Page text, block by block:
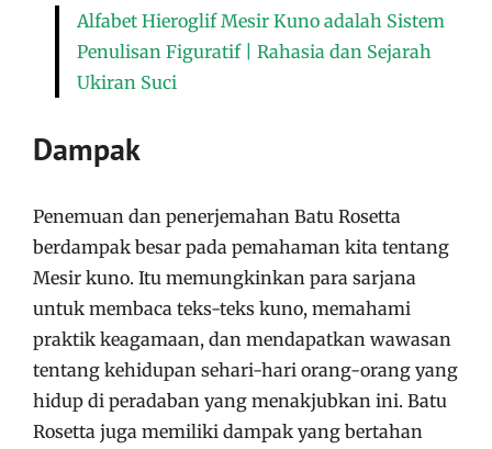
Alfabet Hieroglif Mesir Kuno adalah Sistem
Penulisan Figuratif | Rahasia dan Sejarah
Ukiran Suci
Dampak
Penemuan dan penerjemahan Batu Rosetta
berdampak besar pada pemahaman kita tentang
Mesir kuno. Itu memungkinkan para sarjana
untuk membaca teks-teks kuno, memahami
praktik keagamaan, dan mendapatkan wawasan
tentang kehidupan sehari-hari orang-orang yang
hidup di peradaban yang menakjubkan ini. Batu
Rosetta juga memiliki dampak yang bertahan